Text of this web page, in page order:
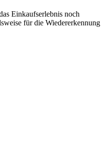
Einkaufserlebnis noch
für die Wiedererkennung